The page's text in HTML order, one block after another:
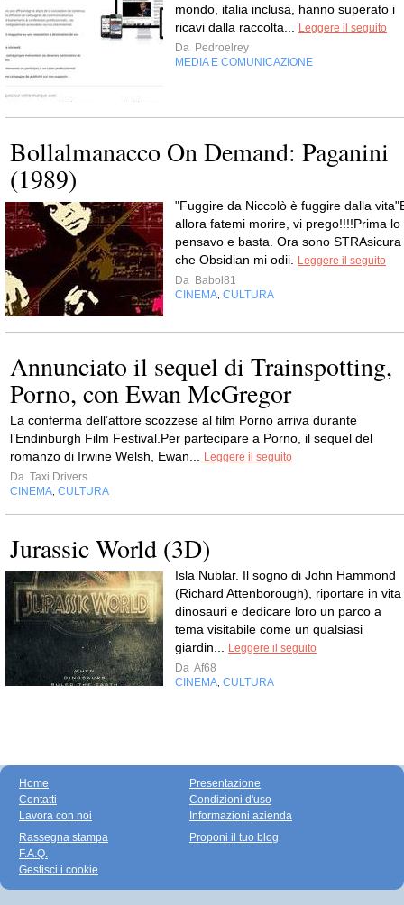
mondo, ita­lia inclusa, hanno supe­rato i
ricavi dalla rac­colta...
Leggere il seguito
Da Pedroelrey
MEDIA E COMUNICAZIONE
Bollalmanacco On Demand: Paganini
(1989)
"Fuggire da Niccolò è fuggire dalla
allora fatemi morire, vi prego!!!!Prima lo
pensavo e basta. Ora sono STRAsicura
che Obsidian mi odii.
Leggere il seguito
Da Babol81
CINEMA CULTURA
Annunciato il sequel di Trainspotting,
Porno, con Ewan McGregor
La conferma dell’attore scozzese al film Porno arriva durante
l’Endinburgh Film Festival.Per partecipare a Porno, il sequel del
romanzo di Irwine Welsh, Ewan...
Leggere il seguito
Da Taxi Drivers
CINEMA CULTURA
Jurassic World (3D)
Isla Nublar. Il sogno di John Hammond
(Richard Attenborough), riportare in vita
dinosauri e dedicare loro un parco a
tema visitabile come un qualsiasi
giardin...
Leggere il seguito
Da Af68
CINEMA CULTURA
Home
Contatti
Lavora con noi
Presentazione
Condizioni d'uso
Informazioni azienda
Rassegna stampa
F.A.Q.
Gestisci i cookie
Proponi il tuo blog